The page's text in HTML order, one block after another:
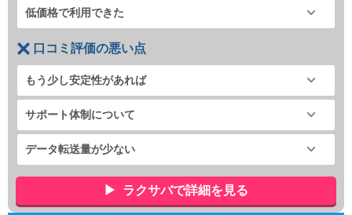
低価格で利用できた
口コミ評価の悪い点
もう少し安定性があれば
サポート体制について
データ転送量が少ない
ラクサバで詳細を見る